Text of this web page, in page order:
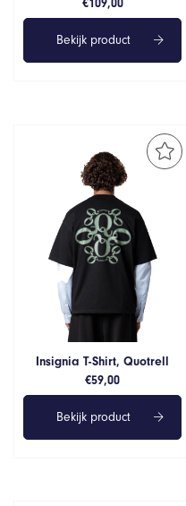
€109,00
Bekijk product
Insignia T-Shirt, Quotrell
€59,00
Bekijk product